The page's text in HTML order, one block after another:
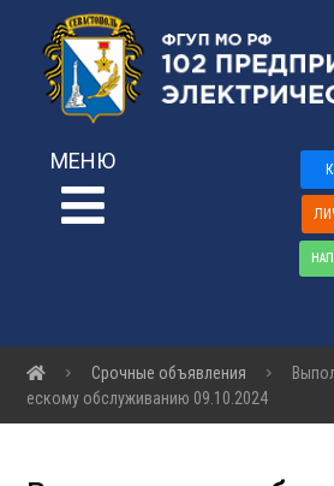
МЕНЮ
Срочные объявления
ескому обслуживанию 09.10.2024